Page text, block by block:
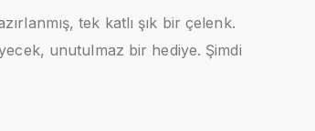
tek katlı şık bir çelenk.
unutulmaz bir hediye. Şimdi